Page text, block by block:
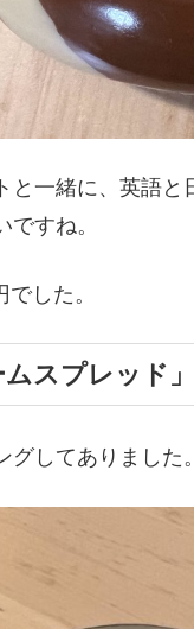
と一緒に、英語
すね。
した。
スプレッド
してありました。